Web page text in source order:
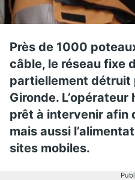
Près de 1000
câble, le réseau fixe
partiellement détruit
Gironde.
prêt à intervenir afin
mais aussi
sites mobiles.